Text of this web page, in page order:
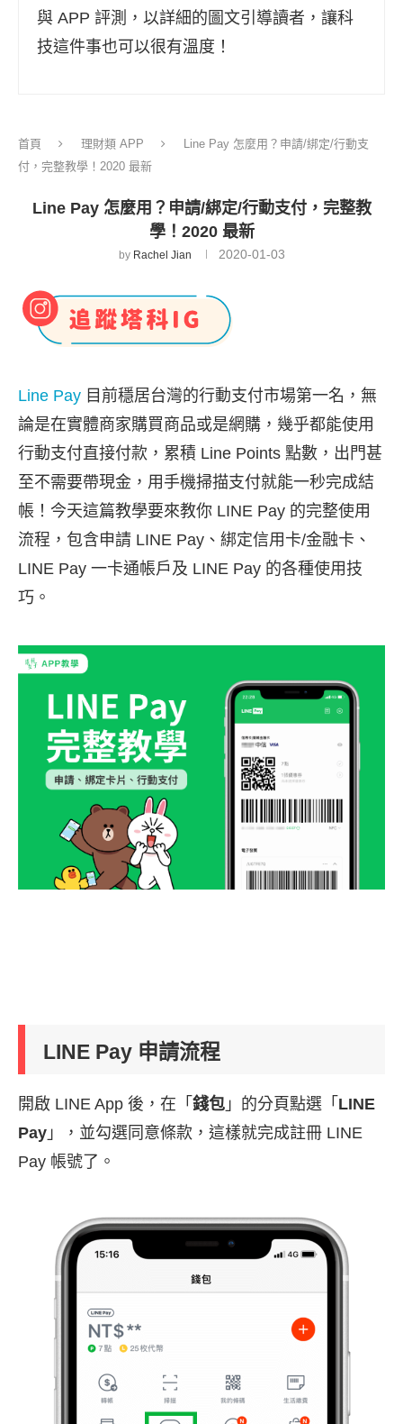
與 APP 評測，以詳細的圖文引導讀者，讓科
技這件事也可以很有溫度！
首頁 理財類 APP
Line Pay 怎麼用？申請/綁定/行動支
付，完整教學！2020 最新
Line Pay 怎麼用？申請/綁定/行動支付，完整教
學！2020 最新
by Rachel Jian 2020-01-03
Line Pay 目前穩居台灣的行動支付市場第一名，無
論是在實體商家購買商品或是網購，幾乎都能使用
行動支付直接付款，累積 Line Points 點數，出門甚
至不需要帶現金，用手機掃描支付就能一秒完成結
帳！今天這篇教學要來教你 LINE Pay 的完整使用
流程，包含申請 LINE Pay、綁定信用卡/金融卡、
LINE Pay 一卡通帳戶及 LINE Pay 的各種使用技
巧。
LINE Pay 申請流程
開啟 LINE App 後，在「 錢包 」的分頁點選「 LINE
Pay 」，並勾選同意條款，這樣就完成註冊 LINE
Pay 帳號了。